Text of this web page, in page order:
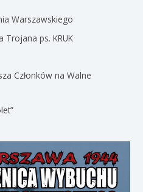
Warszawskiego
Trojana ps. KRUK
Członków na Walne